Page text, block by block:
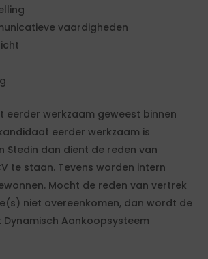
vaardigheden
eerder werkzaam geweest binnen
eerder werkzaam is
Stedin dan dient de reden van
te staan. Tevens worden intern
Mocht de reden van vertrek
niet overeenkomen, dan wordt de
Aankoopsysteem